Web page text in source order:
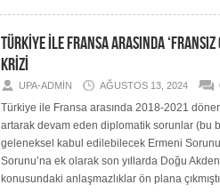
TÜRKİYE İLE FRANSA ARASINDA ‘FRANSIZ
KRİZİ
UPA-ADMIN AĞUSTOS 13, 2024
Türkiye ile Fransa arasında 2018-2021
artarak devam eden diplomatik sorunlar (bu
geleneksel kabul edilebilecek Ermeni
Sorunu’na ek olarak son yıllarda Doğu
konusundaki anlaşmazlıklar ön plana